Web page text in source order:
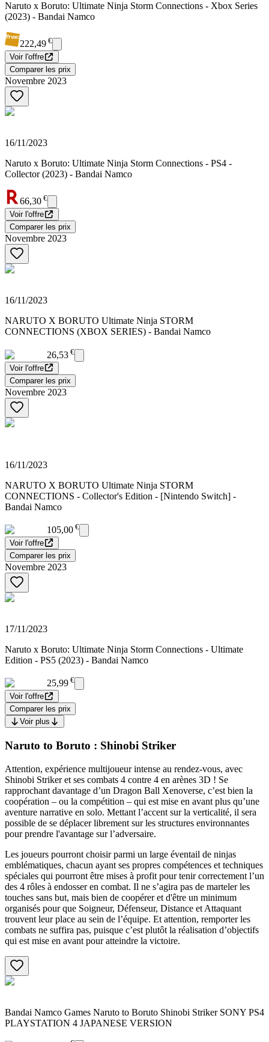
Naruto x Boruto: Ultimate Ninja Storm Connections - Xbox Series
(2023) - Bandai Namco
222,49 €
Voir l'offre
Comparer les prix
Novembre 2023
16/11/2023
Naruto x Boruto: Ultimate Ninja Storm Connections - PS4 -
Collector (2023) - Bandai Namco
66,30 €
Voir l'offre
Comparer les prix
Novembre 2023
16/11/2023
NARUTO X BORUTO Ultimate Ninja STORM
CONNECTIONS (XBOX SERIES) - Bandai Namco
26,53 €
Voir l'offre
Comparer les prix
Novembre 2023
16/11/2023
NARUTO X BORUTO Ultimate Ninja STORM
CONNECTIONS - Collector's Edition - [Nintendo Switch] -
Bandai Namco
105,00 €
Voir l'offre
Comparer les prix
Novembre 2023
17/11/2023
Naruto x Boruto: Ultimate Ninja Storm Connections - Ultimate
Edition - PS5 (2023) - Bandai Namco
25,99 €
Voir l'offre
Comparer les prix
Voir plus
Naruto to Boruto : Shinobi Striker
Attention, expérience multijoueur intense au rendez-vous, avec
Shinobi Striker et ses combats 4 contre 4 en arènes 3D ! Se
rapprochant davantage d’un Dragon Ball Xenoverse, c’est bien la
coopération – ou la compétition – qui est mise en avant plus qu’une
aventure narrative en solo. Mettant l’accent sur la verticalité, il sera
possible de se déplacer librement sur les structures environnantes
pour prendre l'avantage sur l’adversaire.
Les joueurs pourront choisir parmi un large éventail de ninjas
emblématiques, chacun ayant ses propres compétences et techniques
spéciales qui pourront être mises à profit pour tenir correctement l’un
des 4 rôles à endosser en combat. Il ne s’agira pas de marteler les
touches sans but, mais bien de coopérer et d'être un minimum
organisés pour que Soigneur, Défenseur, Distance et Attaquant
trouvent leur place au sein de l’équipe. Et attention, remporter les
combats ne suffira pas, puisque c’est plutôt la réalisation d’objectifs
qui est mise en avant pour atteindre la victoire.
Bandai Namco Games Naruto to Boruto Shinobi Striker SONY PS4
PLAYSTATION 4 JAPANESE VERSION